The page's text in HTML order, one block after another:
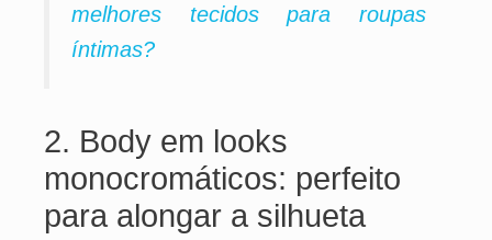
melhores tecidos para roupas
íntimas?
2. Body em looks
monocromáticos: perfeito
para alongar a silhueta